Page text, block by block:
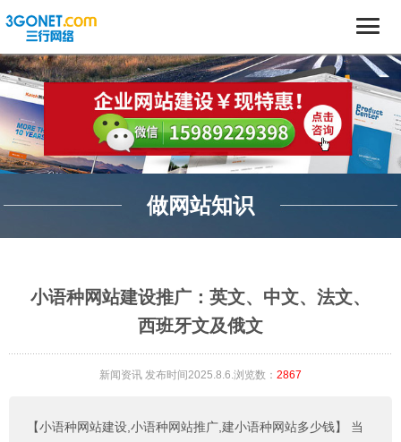
做网站知识
小语种网站建设推广：英文、中文、法文、
西班牙文及俄文
新闻资讯 发布时间2025.8.6.浏览数： 2867
【小语种网站建设,小语种网站推广,建小语种网站多少钱】
当